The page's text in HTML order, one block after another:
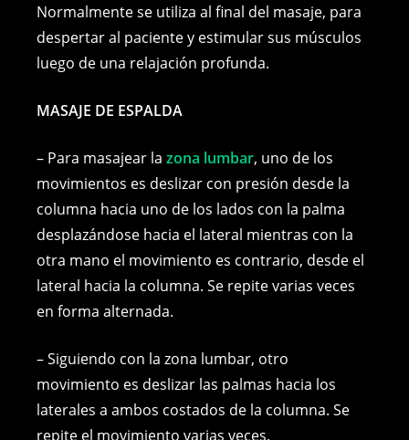
Normalmente se utiliza al final del masaje, para
despertar al paciente y estimular sus músculos
luego de una relajación profunda.
MASAJE DE ESPALDA
– Para masajear la zona lumbar, uno de los
movimientos es deslizar con presión desde la
columna hacia uno de los lados con la palma
desplazándose hacia el lateral mientras con la
otra mano el movimiento es contrario, desde el
lateral hacia la columna. Se repite varias veces
en forma alternada.
– Siguiendo con la zona lumbar, otro
movimiento es deslizar las palmas hacia los
laterales a ambos costados de la columna. Se
repite el movimiento varias veces.